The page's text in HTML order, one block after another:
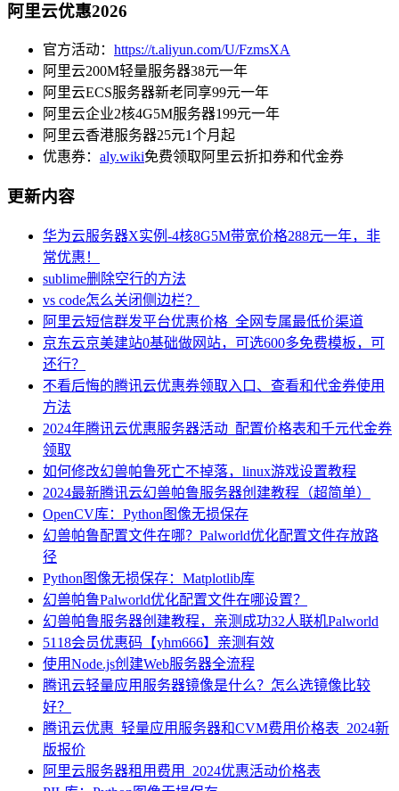
阿里云优惠2026
官方活动： https://t.aliyun.com/U/FzmsXA
阿里云200M轻量服务器38元一年
阿里云ECS服务器新老同享99元一年
阿里云企业2核4G5M服务器199元一年
阿里云香港服务器25元1个月起
优惠券： aly.wiki免费领取阿里云折扣券和代金券
更新内容
华为云服务器X实例-4核8G5M带宽价格288元一年，非
常优惠！
sublime删除空行的方法
vs code怎么关闭侧边栏？
阿里云短信群发平台优惠价格_全网专属最低价渠道
京东云京美建站0基础做网站，可选600多免费模板，可
还行？
不看后悔的腾讯云优惠券领取入口、查看和代金券使用
方法
2024年腾讯云优惠服务器活动_配置价格表和千元代金券
领取
如何修改幻兽帕鲁死亡不掉落，linux游戏设置教程
2024最新腾讯云幻兽帕鲁服务器创建教程（超简单）
OpenCV库：Python图像无损保存
幻兽帕鲁配置文件在哪？Palworld优化配置文件存放路
径
Python图像无损保存：Matplotlib库
幻兽帕鲁Palworld优化配置文件在哪设置？
幻兽帕鲁服务器创建教程，亲测成功32人联机Palworld
5118会员优惠码【yhm666】亲测有效
使用Node.js创建Web服务器全流程
腾讯云轻量应用服务器镜像是什么？怎么选镜像比较
好？
腾讯云优惠_轻量应用服务器和CVM费用价格表_2024新
版报价
阿里云服务器租用费用_2024优惠活动价格表